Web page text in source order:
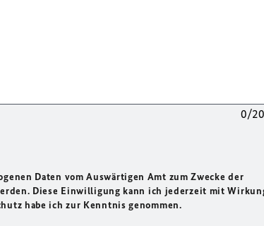
0/
Daten vom Auswärtigen Amt zum Zwecke der
Diese Einwilligung kann ich jederzeit mit
habe ich zur Kenntnis genommen.